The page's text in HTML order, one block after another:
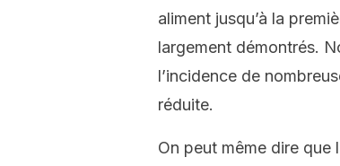
aliment jusqu’à la
largement démontrés.
l’incidence de
réduite.
On peut même dire que